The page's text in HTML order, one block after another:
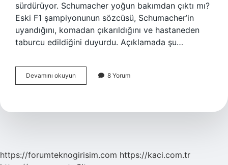
sürdürüyor. Schumacher yoğun bakımdan çıktı mı?
Eski F1 şampiyonunun sözcüsü, Schumacher’in
uyandığını, komadan çıkarıldığını ve hastaneden
taburcu edildiğini duyurdu. Açıklamada şu…
Devamını okuyun
Schumacher
Hayatta
8 Yorum
https://forumteknogirisim.com https://kaci.com.tr